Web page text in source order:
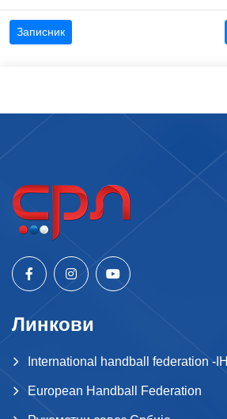
Записник
Линкови
International handball federation -
European Handball Federation